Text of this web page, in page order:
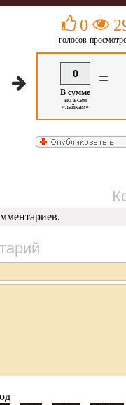
0
голосов
0
В сумме
по всем
«лайкам»
=